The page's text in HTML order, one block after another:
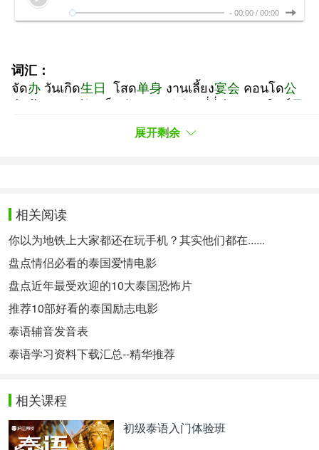
- 00:00 / 00:00
词汇：
จัด办 วันเกิด生日 โสด单身 งานเลี้ยง宴会 คอนโด公
寓
ต้อนรับ 欢迎 เล็ก 小 有趣 ที่นี่ 这里 อาทิตย์星
ปาร์ตี้ [ปา-
ปา中辅音 + 长元音 → 第1调
ตี้中辅音 +长元音+ 第3调 → 第3调
（你之前分析对了吗？^-^ ）
音频示范：
- Error happens ╥﹏╥
本文为沪江泰语整理，未经许可不得转载。
相关热点：泰语发音规则 泰语笑话
展开剩余
相关阅读
你以为地铁上大家都还在玩手机？其实他们都在......
盘点情侣必看的泰国爱情电影
盘点近年最受欢迎的10大泰国恐怖片
推荐10部好看的泰国励志电影
泰语辅音发音表
泰语学习资料下载汇总--精华推荐
相关课程
初级泰语入门体验班